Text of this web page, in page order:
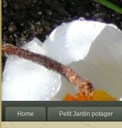
Home Petit Jardin potager